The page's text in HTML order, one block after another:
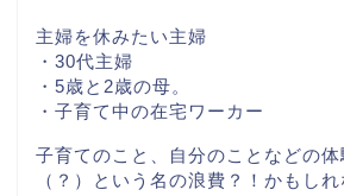
主婦を休みたい主婦
・30代主婦
・5歳と2歳の母。
・子育て中の在宅ワーカー
子育てのこと、自分のことなどの
（？）という名の浪費？！かもし